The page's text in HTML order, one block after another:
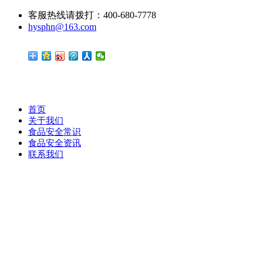
客服热线请拨打：400-680-7778
hysphn@163.com
首页
关于我们
食品安全常识
食品安全资讯
联系我们